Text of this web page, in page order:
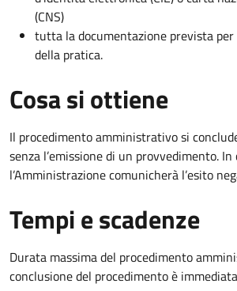
(CNS)
tutta la documentazione prevista
della pratica.
Cosa si ottiene
Il procedimento amministrativo si
senza l’emissione di un provvedimento.
l’Amministrazione comunicherà l’esito
Tempi e scadenze
Durata massima del procedimento
conclusione del procedimento è